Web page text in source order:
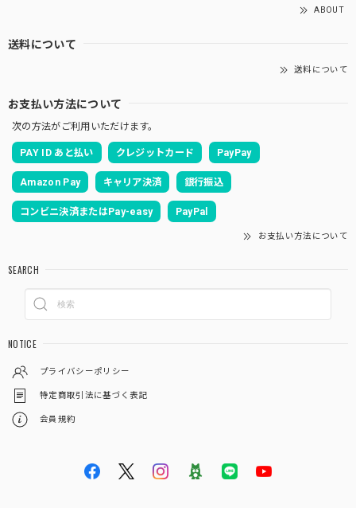
ABOUT
送料について
送料について
お支払い方法について
次の方法がご利用いただけます。
PAY ID あと払い クレジットカード PayPay
Amazon Pay キャリア決済 銀行振込
コンビニ決済またはPay-easy PayPal
お支払い方法について
SEARCH
NOTICE
プライバシーポリシー
特定商取引法に基づく表記
会員規約